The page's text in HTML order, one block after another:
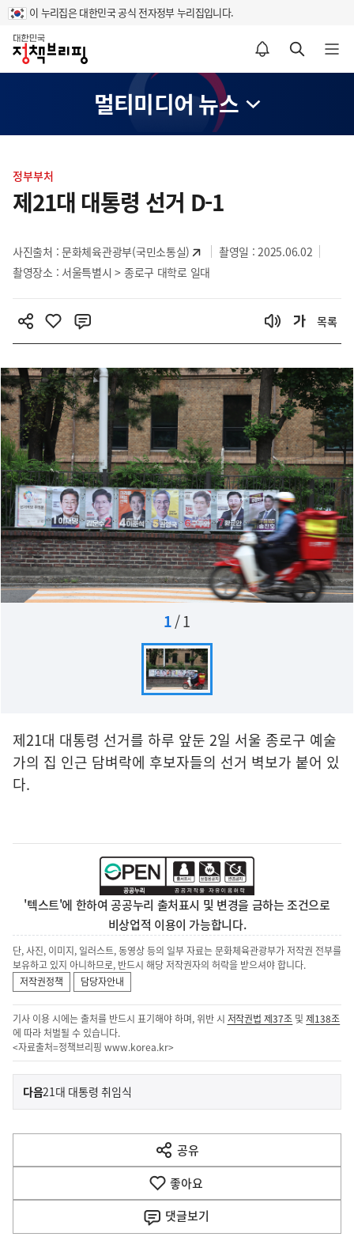
이 누리집은 대한민국 공식 전자정부 누리집입니다.
홈
알림설정 바로가기 검색 바로가기 메뉴 열기
멀티미디어 뉴스
텐
츠
영
역
정부부처
제21대 대통령 선거 D-1
사진출처 :문화체육관광부(국민소통실)
촬영일 : 2025.06.02
촬영장소 : 서울특별시 > 종로구 대학로 일대
목록
1/1
제21대 대통령 선거를 하루 앞둔 2일 서울 종로구 예술
가의 집 인근 담벼락에 후보자들의 선거 벽보가 붙어 있
다.
'텍스트'에 한하여 공공누리 출처표시 및 변경을 금하는 조건으로
비상업적 이용이 가능합니다.
단, 사진, 이미지, 일러스트, 동영상 등의 일부 자료는 문화체육관광부가 저작권 전부를
보유하고 있지 아니하므로, 반드시 해당 저작권자의 허락을 받으셔야 합니다.
저작권정책
담당자안내
기사 이용 시에는 출처를 반드시 표기해야 하며, 위반 시 저작권법 제37조 및제138조
에 따라 처벌될 수 있습니다.
<자료출처=정책브리핑 www.korea.kr>
이
전
다
음
다음기
사
21대 대통령 취임식
공유
열
기
좋아요
댓글보기